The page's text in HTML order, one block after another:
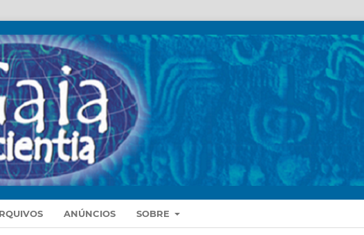
ANÚNCIOS SOBRE